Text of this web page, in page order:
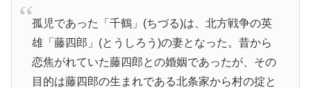
孤児であった「千鶴」(ちづる)は、北方戦争の英
雄「藤四郎」(とうしろう)の妻となった。昔から
恋焦がれていた藤四郎との婚姻であったが、その
目的は藤四郎の生まれである北条家から村の掟と